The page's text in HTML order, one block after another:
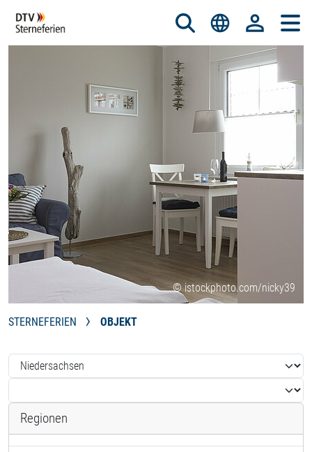
© istockphoto.com/nicky39
STERNEFERIEN OBJEKT
Regionen